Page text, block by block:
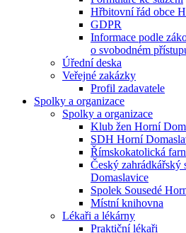
Hřbitovní řád obce
GDPR
Informace podle
o svobodném
Úřední deska
Veřejné zakázky
Profil zadavatele
Spolky a organizace
Spolky a organizace
Klub žen Horní
SDH Horní
Římskokatolická
Český
Domaslavice
Spolek Sousedé
Místní knihovna
Lékaři a lékárny
Praktiční lékaři